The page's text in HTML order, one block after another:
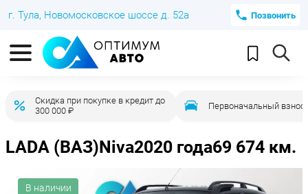
г. Тула, Новомосковское шоссе д. 52а Позвонить
Скидка при покупке в кредит до
300 000 ₽
Первоначальный взнос
LADA (ВАЗ)Niva2020 года69 674 км.
В наличии